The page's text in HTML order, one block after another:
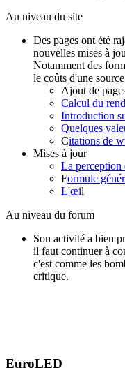
Au niveau du site
Des pages ont été
nouvelles mises à
Notamment des
le coûts d'une
Ajout de
Calcul du
Introduction
Quelques
Citations de
Mises à jour
La perception
Formule
L'œil
Au niveau du forum
Son activité a bien
il faut continuer à
c'est comme les
critique.
EuroLED